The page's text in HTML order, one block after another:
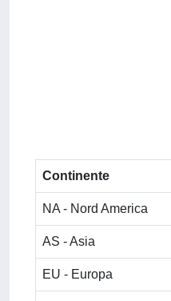
Continente
NA - Nord America
AS - Asia
EU - Europa